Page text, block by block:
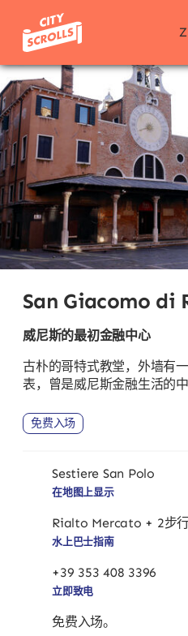
San Giacomo di
威尼斯的最初金融中心
古朴的哥特式教堂，外墙有
表，曾是威尼斯金融生活的中
免费入场
Sestiere San Polo
在地图上显示
Rialto Mercato + 2步
水上巴士指南
+39 353 408 3396
立即致电
免费入场。